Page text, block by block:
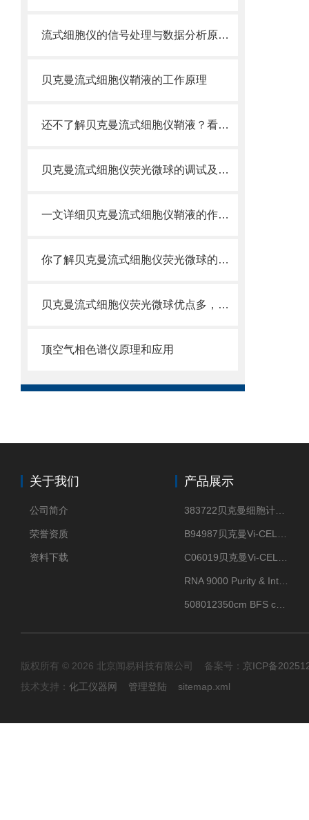
流式细胞仪的信号处理与数据分析原理分析
贝克曼流式细胞仪鞘液的工作原理
还不了解贝克曼流式细胞仪鞘液？看这里就对了！
贝克曼流式细胞仪荧光微球的调试及使用
一文详细贝克曼流式细胞仪鞘液的作用原理
你了解贝克曼流式细胞仪荧光微球的制备之怎样的吗
贝克曼流式细胞仪荧光微球优点多，实用效果好
顶空气相色谱仪原理和应用
关于我们
公司简介
荣誉资质
资料下载
产品展示
版权所有 © 2026 北京闻易科技有限公司 备案号： 京ICP备
技术支持： 化工仪器网 管理登陆 sitemap.xml